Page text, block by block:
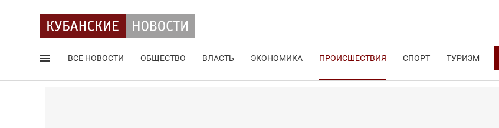
ВСЕ НОВОСТИ ОБЩЕСТВО ВЛАСТЬ ЭКОНОМИКА ПРОИСШЕСТВИЯ СПОРТ ТУРИЗМ